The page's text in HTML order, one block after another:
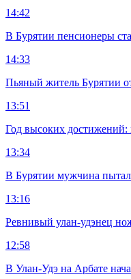
14:42
В Бурятии пенсионеры
14:33
Пьяный житель Бурятии
13:51
Год высоких достижений:
13:34
В Бурятии мужчина
13:16
Ревнивый улан-удэнец
12:58
В Улан-Удэ на Арбате